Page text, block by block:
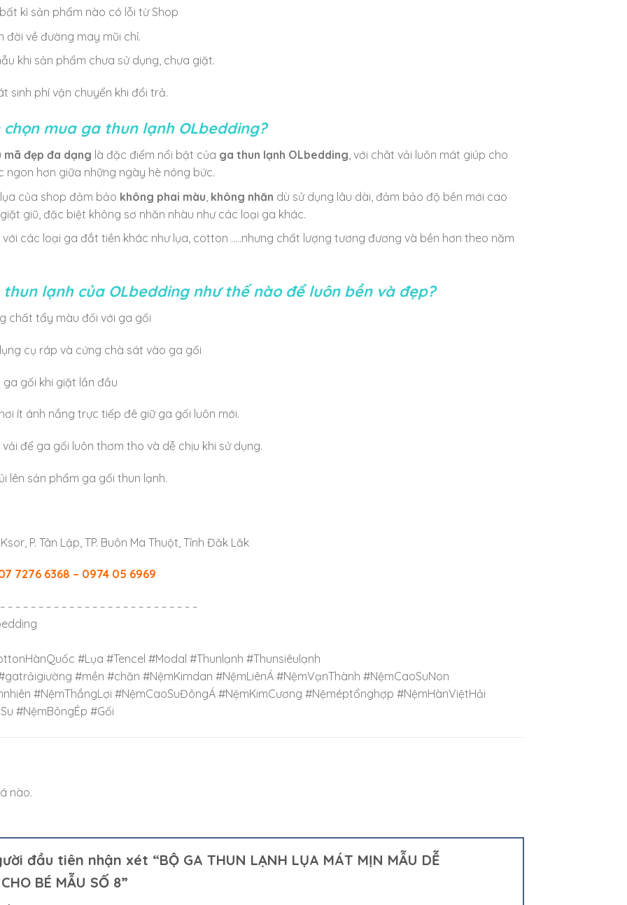
kì sản phẩm nào có lỗi từ Shop
đời về đường may mũi chỉ.
khi sản phẩm chưa sử dụng, chưa giặt.
sinh phí vận chuyển khi đổi trả.
chọn mua ga thun lạnh OLbedding?
mã đẹp đa dạng là đặc điểm nổi bật của ga thun lạnh OLbedding, với chât vải luôn mát giúp cho
ngon hơn giữa những ngày hè nóng bức.
của shop đảm bảo không phai màu không nhăn dù sử dụng lâu dài, đảm bảo độ bền mới cao
giũ, đặc biệt không sơ nhăn nhàu như các loại ga khác.
các loại ga đắt tiền khác như lụa, cotton …..nhưng chất lượng tương đương và bền hơn theo năm
lạnh của OLbedding như thế nào để luôn bền và đẹp?
chất tẩy màu đối với ga gối
cụ ráp và cứng chà sát vào ga gối
gối khi giặt lần đầu
ít ánh nắng trực tiếp đê giữ ga gối luôn mới.
để ga gối luôn thơm tho và dễ chịu khi sử dụng.
lên sản phẩm ga gối thun lạnh.
P. Tân Lập, TP. Buôn Ma Thuột, Tỉnh Đăk Lăk
7276 6368 – 0974 05 6969
– – – – – – – – – – – – – – – – – – – – – – – – –
#Lụa #Tencel #Modal #Thunlạnh #Thunsiêulạnh
#mền #chăn #NệmKimdan #NệmLiênÁ #NệmVạnThành #NệmCaoSuNon
#NệmThắngLợi #NệmCaoSuĐôngÁ #NệmKimCương #Nệméptổnghợp #NệmHànViệtHải
#NệmBôngÉp #Gối
nào.
đầu tiên nhận xét “BỘ GA THUN LẠNH LỤA MÁT MỊN MẪU DỄ
BÉ MẪU SỐ 8”